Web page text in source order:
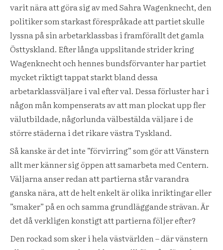
varit nära att göra sig av med Sahra Wagenknecht, den
politiker som starkast förespråkade att partiet skulle
lyssna på sin arbetarklassbas i framförallt det gamla
Östtyskland. Efter långa uppslitande strider kring
Wagenknecht och hennes bundsförvanter har partiet
mycket riktigt tappat starkt bland dessa
arbetarklassväljare i val efter val. Dessa förluster har i
någon mån kompenserats av att man plockat upp fler
välutbildade, någorlunda välbestälda väljare i de
större städerna i det rikare västra Tyskland.
Så kanske är det inte ”förvirring” som gör att Vänstern
allt mer känner sig öppen att samarbeta med Centern.
Väljarna anser redan att partierna står varandra
ganska nära, att de helt enkelt är olika inriktingar eller
”smaker” på en och samma grundläggande strävan. Är
det då verkligen konstigt att partierna följer efter?
Den rockad som sker i hela västvärlden – där vänstern